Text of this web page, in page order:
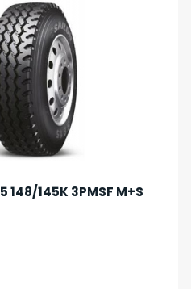
148/145K 3PMSF M+S